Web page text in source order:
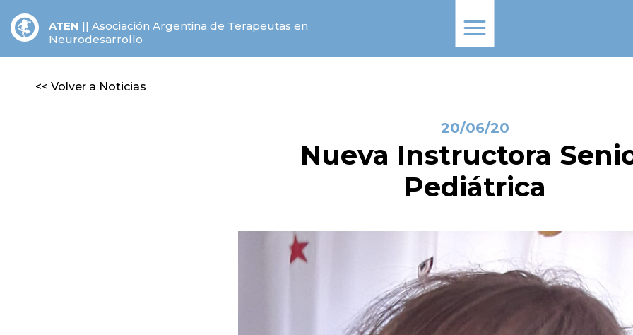
ATEN || Asociación Argentina de Terapeutas en
Neurodesarrollo
<< Volver a Noticias
20/06/20
Nueva Instructora
Pediátrica